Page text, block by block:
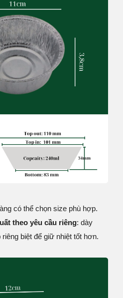
có thể chọn size phù hợp.
theo yêu cầu riêng: dày
biệt để giữ nhiệt tốt hơn.